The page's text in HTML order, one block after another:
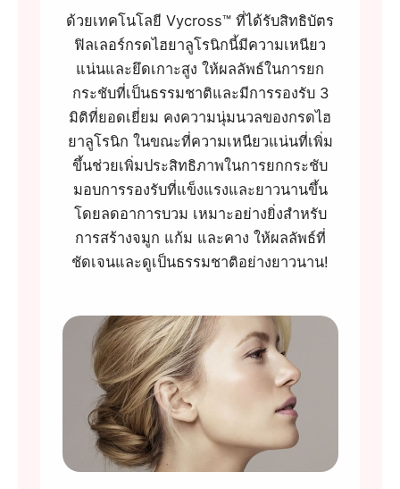
ด้วยเทคโนโลยี Vycross™ ที่ได้รับสิทธิบัตร
ฟิลเลอร์กรดไฮยาลูโรนิกนี้มีความเหนียว
แน่นและยึดเกาะสูง ให้ผลลัพธ์ในการยก
กระชับที่เป็นธรรมชาติและมีการรองรับ 3
มิติที่ยอดเยี่ยม คงความนุ่มนวลของกรดไฮ
ยาลูโรนิก ในขณะที่ความเหนียวแน่นที่เพิ่ม
ขึ้นช่วยเพิ่มประสิทธิภาพในการยกกระชับ
มอบการรองรับที่แข็งแรงและยาวนานขึ้น
โดยลดอาการบวม เหมาะอย่างยิ่งสำหรับ
การสร้างจมูก แก้ม และคาง ให้ผลลัพธ์ที่
ชัดเจนและดูเป็นธรรมชาติอย่างยาวนาน!